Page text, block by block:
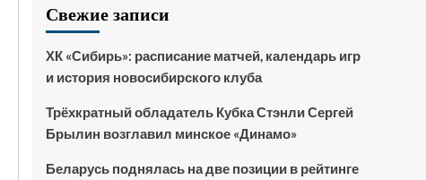
Свежие записи
ХК «Сибирь»: расписание матчей, календарь игр
и история новосибирского клуба
Трёхкратный обладатель Кубка Стэнли Сергей
Брылин возглавил минское «Динамо»
Беларусь поднялась на две позиции в рейтинге